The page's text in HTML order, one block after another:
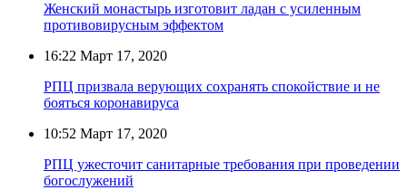
Женский монастырь изготовит ладан с усиленным
противовирусным эффектом
16:22 Март 17, 2020
РПЦ призвала верующих сохранять спокойствие и не
бояться коронавируса
10:52 Март 17, 2020
РПЦ ужесточит санитарные требования при проведении
богослужений